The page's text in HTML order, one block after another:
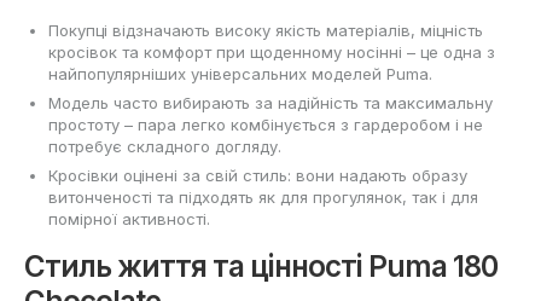
Покупці відзначають високу якість матеріалів, міцність
кросівок та комфорт при щоденному носінні – це одна з
найпопулярніших універсальних моделей Puma.
Модель часто вибирають за надійність та максимальну
простоту – пара легко комбінується з гардеробом і не
потребує складного догляду.
Кросівки оцінені за свій стиль: вони надають образу
витонченості та підходять як для прогулянок, так і для
помірної активності.
Стиль життя та цінності Puma 180